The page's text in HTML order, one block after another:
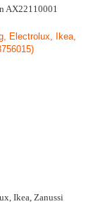
AX22110001
Ikea, Zanussi